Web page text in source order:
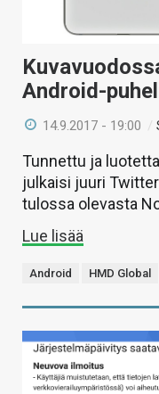
Android-
14.9.2017 - 19:00 /
Tunnettu ja
julkaisi juuri
tulossa olevasta
Lue lisää
Android HMD Global